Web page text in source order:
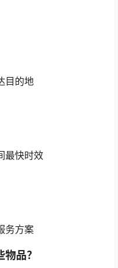
目的地
最快时效
务方案
品？